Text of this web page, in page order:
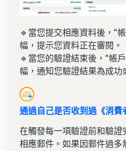
🔹當您提交相應資料後，“
幅，提示您資料正在審閱。
🔹當您的驗證結束後，“帳
幅，通知您驗證結果為成功
通過自己是否收到過《消費
在觸發每一項驗證前和驗
相應郵件。如果因郵件過多